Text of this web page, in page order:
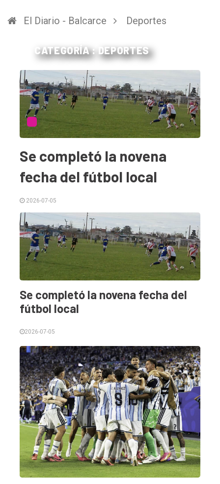
El
DIARIO
Balcarce
Inicio
Tendencia
General
Política
El Diario - Balcarce Deportes
CATEGORÍA : DEPORTES
Se completó la novena
fecha del fútbol local
2026-07-05
Se completó la novena fecha del
fútbol local
2026-07-05